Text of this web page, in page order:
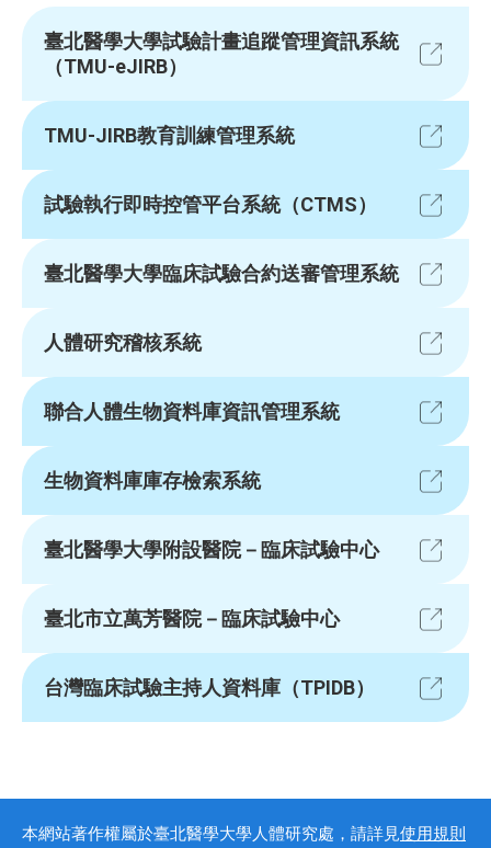
臺北醫學大學試驗計畫追蹤管理資訊系統
（TMU-eJIRB）
TMU-JIRB教育訓練管理系統
試驗執行即時控管平台系統（CTMS）
臺北醫學大學臨床試驗合約送審管理系統
人體研究稽核系統
聯合人體生物資料庫資訊管理系統
生物資料庫庫存檢索系統
臺北醫學大學附設醫院－臨床試驗中心
臺北市立萬芳醫院－臨床試驗中心
台灣臨床試驗主持人資料庫（TPIDB）
本網站著作權屬於臺北醫學大學人體研究處，請詳見使用規則